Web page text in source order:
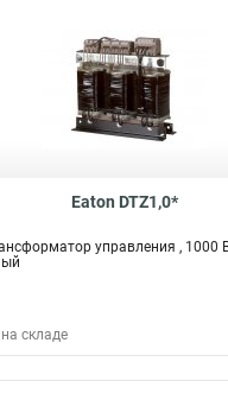
Eaton DTZ1,0*
управления , 1000
складе